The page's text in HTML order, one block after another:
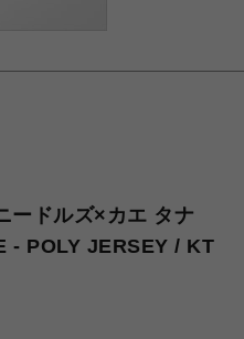
ドルズ×カエ タナ
- POLY JERSEY / KT